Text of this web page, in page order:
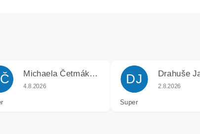
Michaela Četmáková
Hodnocení obchodu je 5 z 5 hvězdiček.
4.8.2026 DJ Drahuše
Hodnocení
2.8.2026
Super